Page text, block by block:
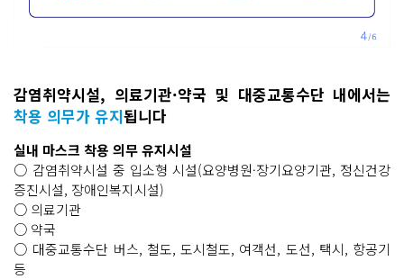
감염취약시설, 의료기관·약국 및 대중교통수단 내에서는
착용 의무가 유지됩니다
실내 마스크 착용 의무 유지시설
○ 감염취약시설 중 입소형 시설(요양병원·장기요양기관, 정신건강
증진시설, 장애인복지시설)
○ 의료기관
○ 약국
○ 대중교통수단 버스, 철도, 도시철도, 여객선, 도선, 택시, 항공기
등